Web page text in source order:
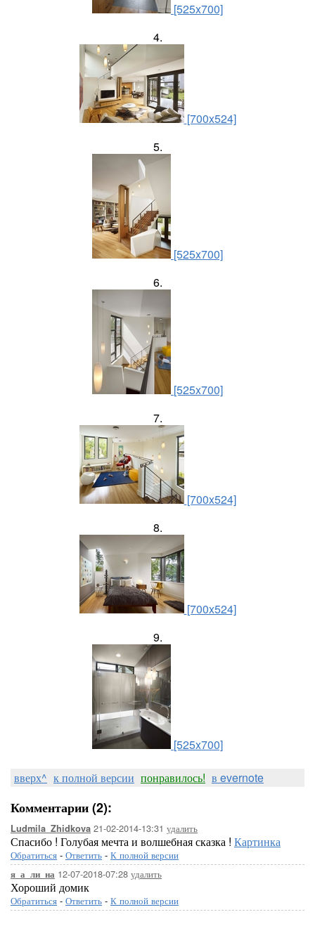
[525x700]
4.
[700x524]
5.
[525x700]
6.
[525x700]
7.
[700x524]
8.
[700x524]
9.
[525x700]
вверх^ к полной версии понравилось! в evernote
Комментарии (2):
Ludmila_Zhidkova 21-02-2014-13:31 удалить
Спасибо ! Голубая мечта и волшебная сказка ! Картинка
Обратиться - Ответить - К полной версии
я_а_ли_на 12-07-2018-07:28 удалить
Хороший домик
Обратиться - Ответить - К полной версии